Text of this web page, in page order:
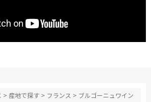
> 産地で探す > フランス > ブルゴーニュワイン